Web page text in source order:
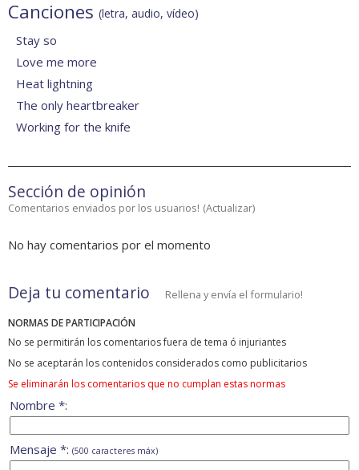
Canciones (letra, audio, vídeo)
Stay so
Love me more
Heat lightning
The only heartbreaker
Working for the knife
Sección de opinión
Comentarios enviados por los usuarios! (Actualizar)
No hay comentarios por el momento
Deja tu comentario Rellena y envía el formulario!
NORMAS DE PARTICIPACIÓN
No se permitirán los comentarios fuera de tema ó injuriantes
No se aceptarán los contenidos considerados como publicitarios
Se eliminarán los comentarios que no cumplan estas normas
Nombre *:
Mensaje *: (500 caracteres máx)